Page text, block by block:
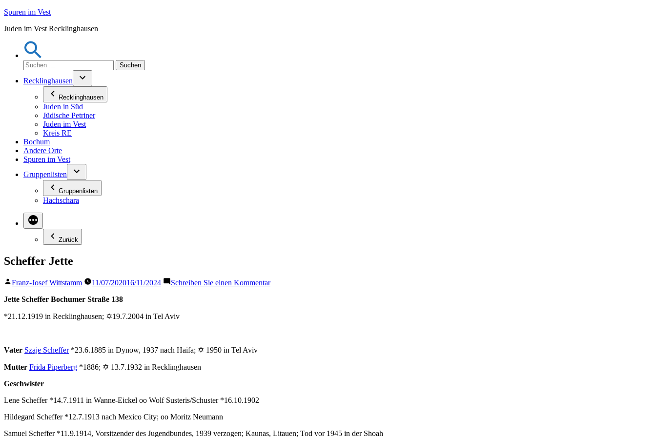
Zum
springen
Spuren im Vest
Juden im Vest Recklinghausen
Suchen
nach:
Recklinghausen
Recklinghausen
Juden in Süd
Jüdische Petriner
Juden im Vest
Kreis RE
Bochum
Andere Orte
Spuren im Vest
Gruppenlisten
Gruppenlisten
Hachschara
Zurück
Scheffer Jette
Veröffentlicht
Franz-Josef Wittstamm 11/07/202016/11/2024 Schreiben Sie einen Kommentarzu
Jette Scheffer Bochumer Straße 138
*21.12.1919 in Recklinghausen; ✡19.7.2004 in Tel Aviv
Vater Szaje Scheffer*23.6.1885 in Dynow, 1937 nach Haifa; ✡ 1950 in Tel Aviv
Mutter Frida Piperberg *1886; ✡ 13.7.1932 in Recklinghausen
Geschwister
Lene Scheffer *14.7.1911 in Wanne-Eickel oo Wolf Susteris/Schuster *16.10.1902
Hildegard Scheffer *12.7.1913 nach Mexico City; oo Moritz Neumann
Samuel Scheffer *11.9.1914, Vorsitzender des Jugendbundes, 1939 verzogen; Kaunas, Litauen; Tod vor 1945 in der Shoah